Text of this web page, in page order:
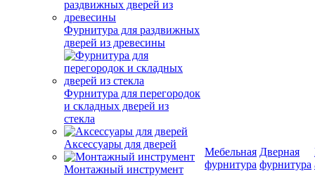
Фурнитура для раздвижных
дверей из древесины
Фурнитура для перегородок
и складных дверей из
стекла
Аксессуары для дверей
Монтажный инструмент
Мебельная
фурнитура
Дверная
фурнитура